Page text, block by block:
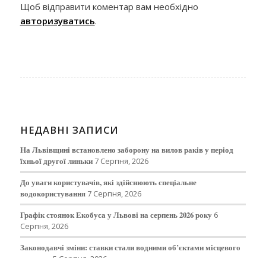
Щоб відправити коментар вам необхідно
авторизуватись.
НЕДАВНІ ЗАПИСИ
На Львівщині встановлено заборону на вилов раків у період
їхньої другої линьки 7 Серпня, 2026
До уваги користувачів, які здійснюють спеціальне
водокористування 7 Серпня, 2026
Графік стоянок Екобуса у Львові на серпень 2026 року 6
Серпня, 2026
Законодавчі зміни: ставки стали водними об’єктами місцевого